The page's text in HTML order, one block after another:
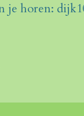
je horen: